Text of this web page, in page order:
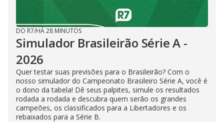
DO R7/HÁ 28 MINUTOS
Simulador Brasileirão Série A -
2026
Quer testar suas previsões para o Brasileirão? Com o
nosso simulador do Campeonato Brasileiro Série A, você é
o dono da tabela! Dê seus palpites, simule os resultados
rodada a rodada e descubra quem serão os grandes
campeões, os classificados para a Libertadores e os
rebaixados para a Série B.